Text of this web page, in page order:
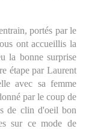
portés par le
ont accueillis la
la bonne surprise
étape par Laurent
avec sa femme
par le coup de
de clin d'oeil bon
sur ce mode de